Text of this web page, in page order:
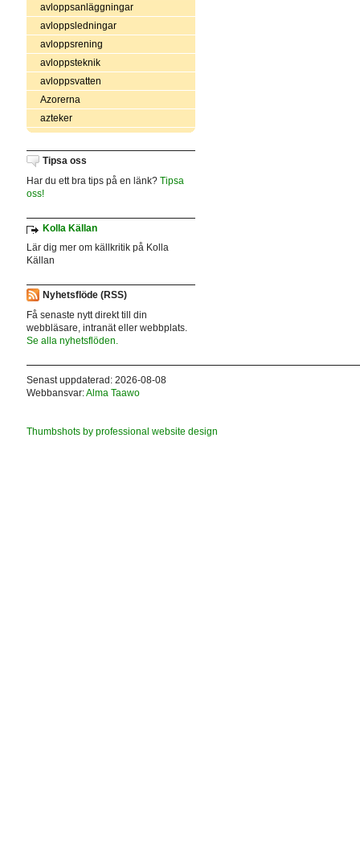
avloppsanläggningar
avloppsledningar
avloppsrening
avloppsteknik
avloppsvatten
Azorerna
azteker
Tipsa oss
Har du ett bra tips på en länk? Tipsa
oss!
Kolla Källan
Lär dig mer om källkritik på Kolla
Källan
Nyhetsflöde (RSS)
Få senaste nytt direkt till din
webbläsare, intranät eller webbplats.
Se alla nyhetsflöden.
Senast uppdaterad: 2026-08-08
Webbansvar:Alma Taawo
Thumbshots by professional website design